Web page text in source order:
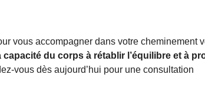
vous accompagner dans votre cheminement
capacité du corps à rétablir l’équilibre et à
vous dès aujourd’hui pour une consultation